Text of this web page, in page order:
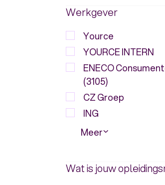
Werkgever
Yource
YOURCE INTERN
ENECO
(3105)
CZ Groep
ING
Meer
Wat is jouw